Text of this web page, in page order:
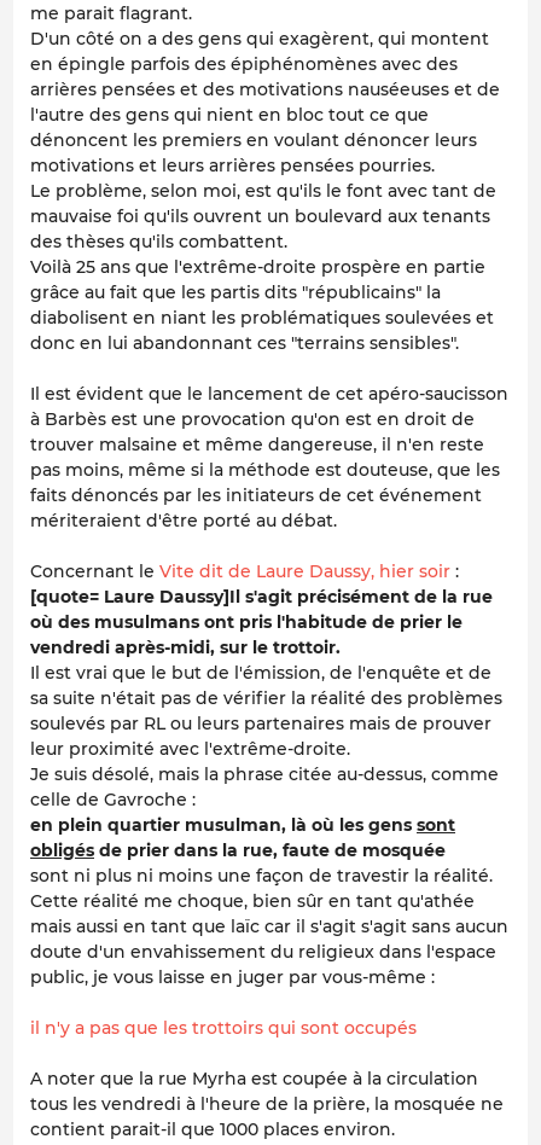
me parait flagrant.
D'un côté on a des gens qui exagèrent, qui montent
en épingle parfois des épiphénomènes avec des
arrières pensées et des motivations nauséeuses et de
l'autre des gens qui nient en bloc tout ce que
dénoncent les premiers en voulant dénoncer leurs
motivations et leurs arrières pensées pourries.
Le problème, selon moi, est qu'ils le font avec tant de
mauvaise foi qu'ils ouvrent un boulevard aux tenants
des thèses qu'ils combattent.
Voilà 25 ans que l'extrême-droite prospère en partie
grâce au fait que les partis dits "républicains" la
diabolisent en niant les problématiques soulevées et
donc en lui abandonnant ces "terrains sensibles".
Il est évident que le lancement de cet apéro-saucisson
à Barbès est une provocation qu'on est en droit de
trouver malsaine et même dangereuse, il n'en reste
pas moins, même si la méthode est douteuse, que les
faits dénoncés par les initiateurs de cet événement
mériteraient d'être porté au débat.
Concernant le Vite dit de Laure Daussy, hier soir :
[quote= Laure Daussy]Il s'agit précisément de la rue
où des musulmans ont pris l'habitude de prier le
vendredi après-midi, sur le trottoir.
Il est vrai que le but de l'émission, de l'enquête et de
sa suite n'était pas de vérifier la réalité des problèmes
soulevés par RL ou leurs partenaires mais de prouver
leur proximité avec l'extrême-droite.
Je suis désolé, mais la phrase citée au-dessus, comme
celle de Gavroche :
en plein quartier musulman, là où les gens sont
obligés de prier dans la rue, faute de mosquée
sont ni plus ni moins une façon de travestir la réalité.
Cette réalité me choque, bien sûr en tant qu'athée
mais aussi en tant que laïc car il s'agit s'agit sans aucun
doute d'un envahissement du religieux dans l'espace
public, je vous laisse en juger par vous-même :
il n'y a pas que les trottoirs qui sont occupés
A noter que la rue Myrha est coupée à la circulation
tous les vendredi à l'heure de la prière, la mosquée ne
contient parait-il que 1000 places environ.